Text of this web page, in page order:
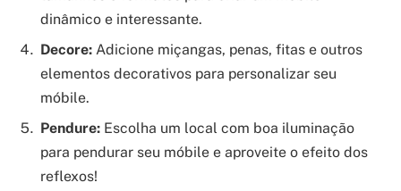
dinâmico e interessante.
Decore: Adicione miçangas, penas, fitas e outros
elementos decorativos para personalizar seu
móbile.
Pendure: Escolha um local com boa iluminação
para pendurar seu móbile e aproveite o efeito dos
reflexos!